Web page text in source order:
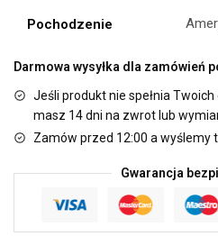
Pochodzenie
Darmowa wysyłka dla zamówień
Jeśli produkt nie spełnia
masz 14 dni na zwrot lub
Zamów przed 12:00 a wyślemy
Gwarancja